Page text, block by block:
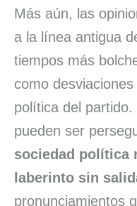
Más aún, las
a la línea antigua
tiempos más
como
política del
pueden ser
sociedad política
laberinto sin
pronunciamientos